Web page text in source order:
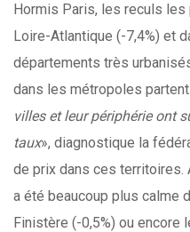
Hormis Paris, les reculs
Loire-Atlantique (-7,4%) et
départements très
dans les métropoles
villes et leur périphérie ont
taux», diagnostique la
de prix dans ces territoires.
a été beaucoup plus calme
Finistère (-0,5%) ou encore